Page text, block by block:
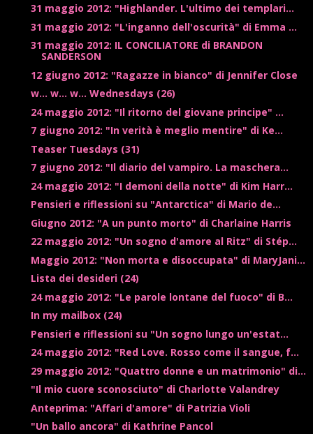
31 maggio 2012: "Highlander. L'ultimo dei templari...
31 maggio 2012: "L'inganno dell'oscurità" di Emma ...
31 maggio 2012: IL CONCILIATORE di BRANDON
SANDERSON
12 giugno 2012: "Ragazze in bianco" di Jennifer Close
w... w... w... Wednesdays (26)
24 maggio 2012: "Il ritorno del giovane principe" ...
7 giugno 2012: "In verità è meglio mentire" di Ke...
Teaser Tuesdays (31)
7 giugno 2012: "Il diario del vampiro. La maschera...
24 maggio 2012: "I demoni della notte" di Kim Harr...
Pensieri e riflessioni su "Antarctica" di Mario de...
Giugno 2012: "A un punto morto" di Charlaine Harris
22 maggio 2012: "Un sogno d'amore al Ritz" di Stép...
Maggio 2012: "Non morta e disoccupata" di MaryJani...
Lista dei desideri (24)
24 maggio 2012: "Le parole lontane del fuoco" di B...
In my mailbox (24)
Pensieri e riflessioni su "Un sogno lungo un'estat...
24 maggio 2012: "Red Love. Rosso come il sangue, f...
29 maggio 2012: "Quattro donne e un matrimonio" di...
"Il mio cuore sconosciuto" di Charlotte Valandrey
Anteprima: "Affari d'amore" di Patrizia Violi
"Un ballo ancora" di Kathrine Pancol